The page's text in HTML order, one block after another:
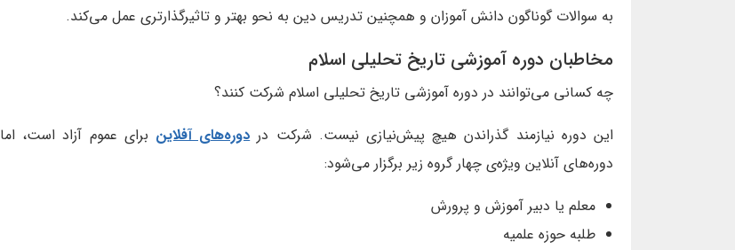
به سوالات گوناگون دانش آموزان و همچنین تدریس دین به نحو بهتر و تاثیرگذارتری عمل می‌کند.
مخاطبان دوره آموزشی تاریخ تحلیلی اسلام
چه کسانی می‌توانند در دوره آموزشی تاریخ تحلیلی اسلام شرکت کنند؟
این دوره نیازمند گذراندن هیچ پیش‌نیازی نیست. شرکت دردوره‌های آفلاین برای عموم آزاد است، اما
دوره‌های آنلاین ویژه‌ی چهار گروه زیر برگزار می‌شود:
معلم یا دبیر آموزش و پرورش
طلبه حوزه علمیه